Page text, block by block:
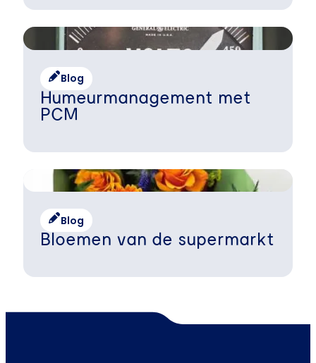
Blog
Humeurmanagement met
PCM
Blog
Bloemen van de supermarkt